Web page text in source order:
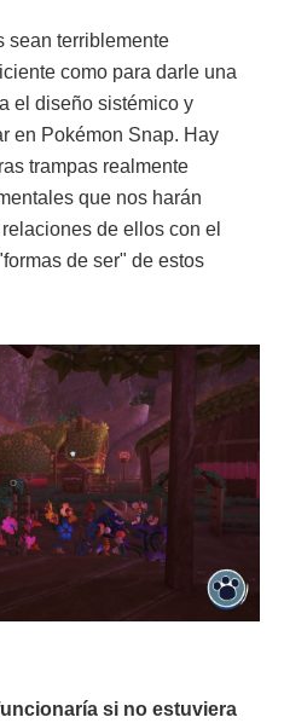
sean terriblemente
como para darle una
el diseño sistémico y
en Pokémon Snap. Hay
trampas realmente
que nos harán
de ellos con el
de ser" de estos
si no estuviera